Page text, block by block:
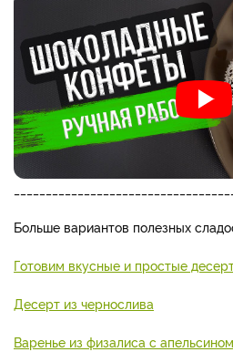
Больше вариантов полезных
Готовим вкусные и простые
Десерт из чернослива
Варенье из физалиса с